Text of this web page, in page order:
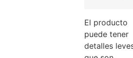
El producto
puede tener
detalles